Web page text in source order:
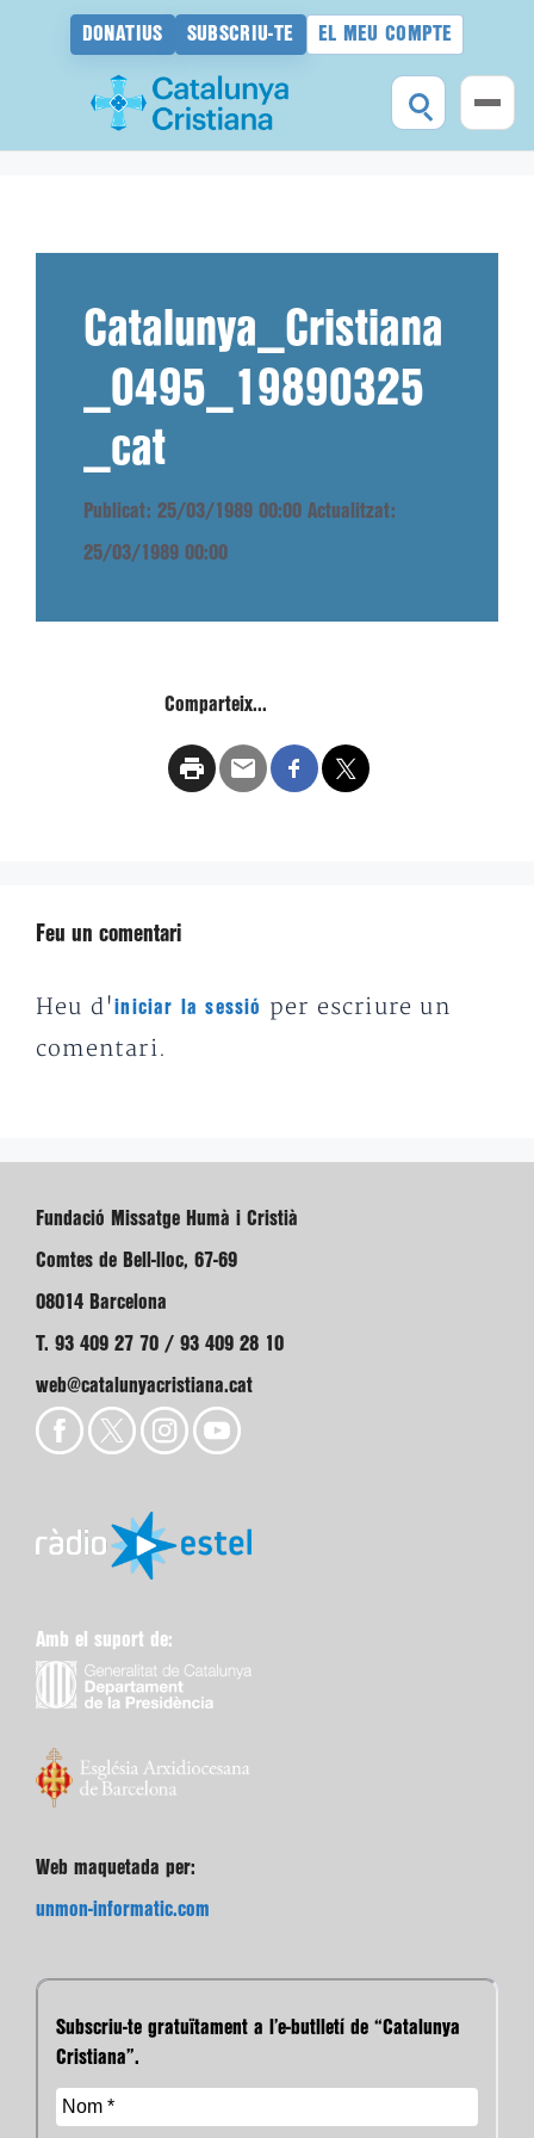
DONATIUS SUBSCRIU-TE EL MEU COMPTE
Catalunya_Cristiana
_0495_19890325
_cat
Publicat: 25/03/1989 00:00 Actualitzat:
25/03/1989 00:00
Comparteix...
Feu un comentari
Heu d'iniciar la sessió
per escriure un
comentari.
Fundació Missatge Humà i Cristià
Comtes de Bell-lloc, 67-69
08014 Barcelona
T. 93 409 27 70 / 93 409 28 10
web@catalunyacristiana.cat
Amb el suport de:
Web maquetada per:
unmon-informatic.com
Subscriu-te gratuïtament a l’e-butlletí de “Catalunya
Cristiana”.